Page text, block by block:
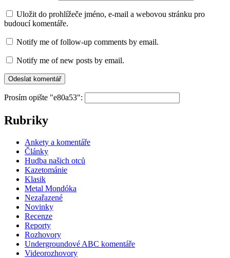
Uložit do prohlížeče jméno, e-mail a webovou stránku pro
budoucí komentáře.
Notify me of follow-up comments by email.
Notify me of new posts by email.
Prosím opište "e80a53":
Rubriky
Ankety a komentáře
Články
Hudba našich otců
Kazetománie
Klasik
Metal Mondóka
Nezařazené
Novinky
Recenze
Reporty
Rozhovory
Undergroundové ABC komentáře
Videorozhovory